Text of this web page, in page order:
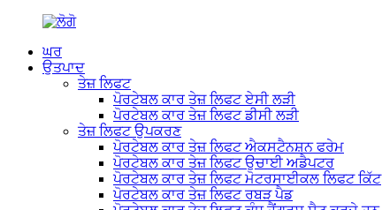
ਘਰ
ਉਤਪਾਦ
ਤੇਜ਼ ਲਿਫਟ
ਪੋਰਟੇਬਲ ਕਾਰ ਤੇਜ਼ ਲਿਫਟ ਏਸੀ ਲੜੀ
ਪੋਰਟੇਬਲ ਕਾਰ ਤੇਜ਼ ਲਿਫਟ ਡੀਸੀ ਲੜੀ
ਤੇਜ਼ ਲਿਫਟ ਉਪਕਰਣ
ਪੋਰਟੇਬਲ ਕਾਰ ਤੇਜ਼ ਲਿਫਟ ਐਕਸਟੈਨਸ਼ਨ ਫਰੇਮ
ਪੋਰਟੇਬਲ ਕਾਰ ਤੇਜ਼ ਲਿਫਟ ਉਚਾਈ ਅਡੈਪਟਰ
ਪੋਰਟੇਬਲ ਕਾਰ ਤੇਜ਼ ਲਿਫਟ ਮੋਟਰਸਾਈਕਲ ਲਿਫਟ ਕਿੱਟ
ਪੋਰਟੇਬਲ ਕਾਰ ਤੇਜ਼ ਲਿਫਟ ਰਬੜ ਪੈਡ